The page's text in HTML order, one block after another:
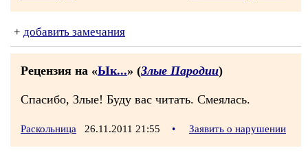
+ добавить замечания
Рецензия на «Ык...» (Злые Пародии)
Спасибо, Злые! Буду вас читать. Смеялась.
Раскольница 26.11.2011 21:55 • Заявить о нарушении